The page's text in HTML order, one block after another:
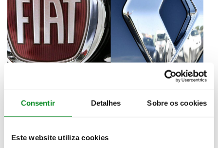
Consentir Detalhes Sobre os cookies
Este website utiliza cookies
Grupo Renault recebeu uma proposta da
(Fiat Chrysler Automobiles) sobre uma potencial
fusão a 50/50entre o Grupo Renault e a FCA. A
franceses daria origem aoterceiro maior fabricante